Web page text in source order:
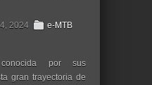
2024
e-MTB
por sus
gran trayectoria de